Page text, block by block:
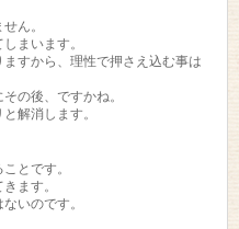
ん。
まいます。
すから、理性で押さえ込む事は
の後、ですかね。
解消します。
とです。
ます。
いのです。